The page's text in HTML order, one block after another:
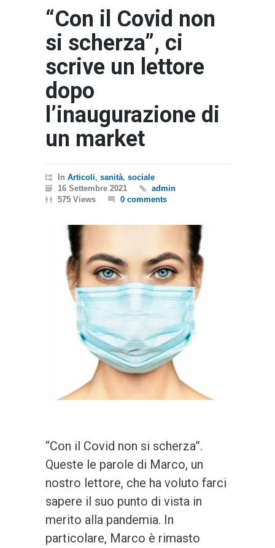
“Con il Covid non
si scherza”, ci
scrive un lettore
dopo
l’inaugurazione di
un market
In Articoli, sanità, sociale
16 Settembre 2021
admin
575 Views
0 comments
“Con il Covid non si scherza”.
Queste le parole di Marco, un
nostro lettore, che ha voluto farci
sapere il suo punto di vista in
merito alla pandemia. In
particolare, Marco è rimasto